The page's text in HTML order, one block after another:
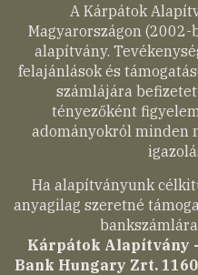
A Kárpátok
Magyarországon (2002-
alapítvány.
felajánlások és
számlájára
tényezőként
adományokról minden
Ha alapítványunk
anyagilag szeretné
Kárpátok Alapítvány
Bank Hungary Zrt.